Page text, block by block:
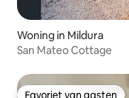
Woning in Mildura
San Mateo Cottage
Favoriet van gasten